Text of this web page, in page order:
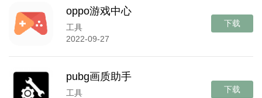
oppo游戏中心
工具
2022-09-27
下载
pubg画质助手
工具
下载